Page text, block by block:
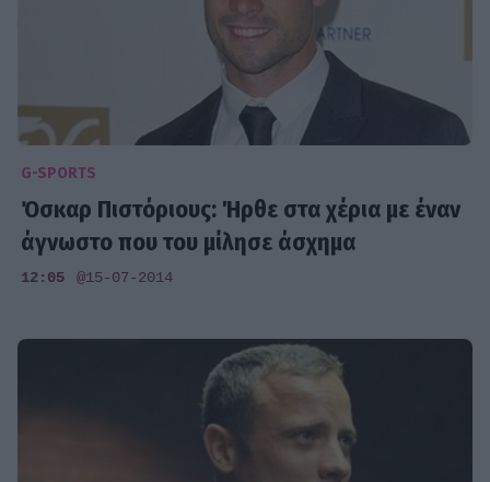
G-SPORTS
Όσκαρ Πιστόριους: Ήρθε στα χέρια με έναν
άγνωστο που του μίλησε άσχημα
12:05 @15-07-2014